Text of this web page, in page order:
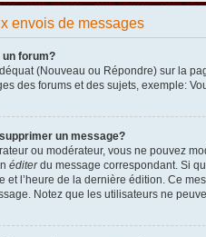
envois de messages
forum?
(Nouveau ou Répondre) sur la
des forums et des sujets, exemple:
un message?
ou modérateur, vous ne pouvez
éditerdu message correspondant. Si
et l’heure de la dernière édition. Ce
Notez que les utilisateurs ne